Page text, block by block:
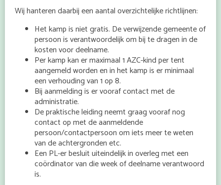
Wij hanteren daarbij een aantal overzichtelijke richtlijnen:
Het kamp is niet gratis. De verwijzende gemeente of
persoon is verantwoordelijk om bij te dragen in de
kosten voor deelname.
Per kamp kan er maximaal 1 AZC-kind per tent
aangemeld worden en in het kamp is er minimaal
een verhouding van 1 op 8.
Bij aanmelding is er vooraf contact met de
administratie.
De praktische leiding neemt graag vooraf nog
contact op met de aanmeldende
persoon/contactpersoon om iets meer te weten
van de achtergronden etc.
Een PL-er besluit uiteindelijk in overleg met een
coördinator van die week of deelname verantwoord
is.